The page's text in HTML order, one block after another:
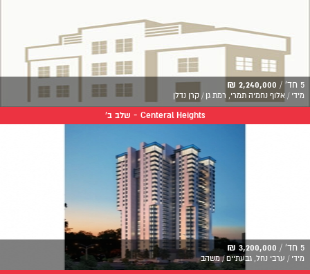
5 חד' / 2,240,000 ₪
מידי / אלוף נחמיה תמרי, רמת גן / קרן נדלן
Centeral Heights - שלב ב'
5 חד' / 3,200,000 ₪
מידי / ערבי נחל, גבעתיים / משהב